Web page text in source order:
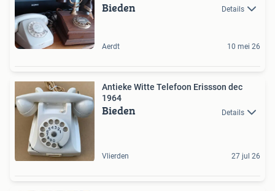
Bieden Details
Aerdt 10 mei 26
Antieke Witte Telefoon Erissson dec
1964
Bieden Details
Vlierden 27 jul 26